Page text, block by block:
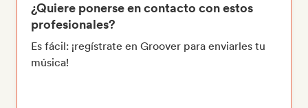
¿Quiere ponerse en contacto con estos
profesionales?
Es fácil: ¡regístrate en Groover para enviarles tu
música!